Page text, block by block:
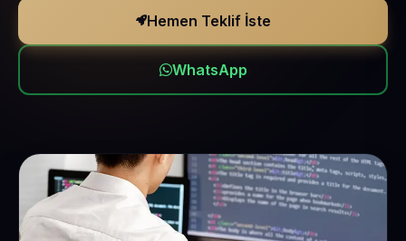
Hemen Teklif İste
WhatsApp